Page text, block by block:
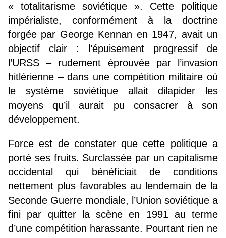
« totalitarisme soviétique ». Cette politique
impérialiste, conformément à la doctrine
forgée par George Kennan en 1947, avait un
objectif clair : l’épuisement progressif de
l’URSS – rudement éprouvée par l’invasion
hitlérienne – dans une compétition militaire où
le système soviétique allait dilapider les
moyens qu’il aurait pu consacrer à son
développement.
Force est de constater que cette politique a
porté ses fruits. Surclassée par un capitalisme
occidental qui bénéficiait de conditions
nettement plus favorables au lendemain de la
Seconde Guerre mondiale, l’Union soviétique a
fini par quitter la scène en 1991 au terme
d’une compétition harassante. Pourtant rien ne